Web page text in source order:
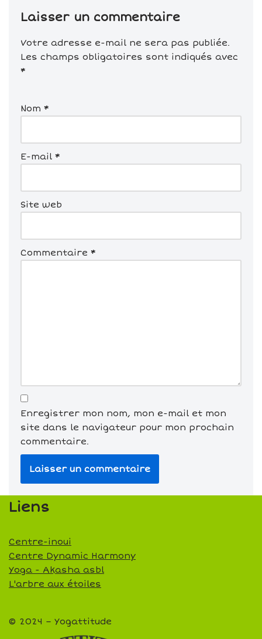
Laisser un commentaire
Votre adresse e-mail ne sera pas publiée.
Les champs obligatoires sont indiqués avec
*
Nom *
E-mail *
Site web
Commentaire *
Enregistrer mon nom, mon e-mail et mon
site dans le navigateur pour mon prochain
commentaire.
Liens
Centre-inoui
Centre Dynamic Harmony
Yoga - Akasha asbl
L'arbre aux étoiles
© 2024 – Yogattitude